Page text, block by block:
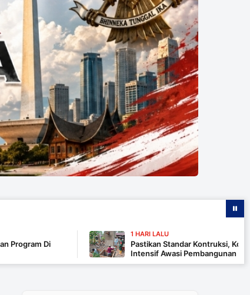
1 HARI LALU
Pastikan Standar Kontruksi, Komandan SSK
Intensif Awasi Pembangunan MCK di Wanam